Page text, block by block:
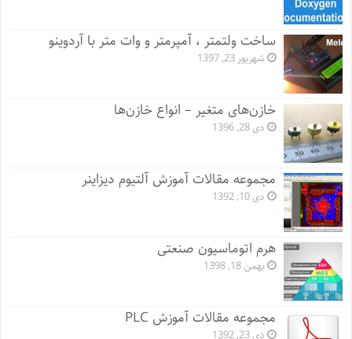
ساخت ولتمتر ، آمپرمتر و وات متر با آردوینو
شهریور 23, 1397
خازن‌های متغیر – انواع خازن‌ها
دی 28, 1396
مجموعه مقالات آموزش آلتیوم دیزاینر
دی 10, 1392
هرم اتوماسیون صنعتی
بهمن 18, 1398
مجموعه مقالات آموزش PLC